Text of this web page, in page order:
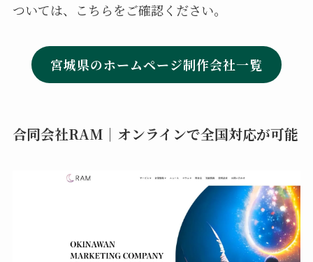
ついては、こちらをご確認ください。
宮城県のホームページ制作会社一覧
合同会社RAM｜オンラインで全国対応が可能